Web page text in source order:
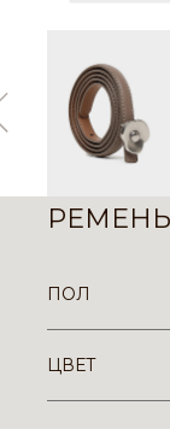
РЕМЕНЬ
ПОЛ
ЦВЕТ